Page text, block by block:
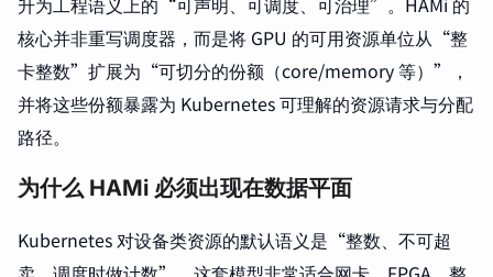
核心并非重写调度器，而是将 GPU 的可用资源单位从“整
卡整数”扩展为“可切分的份额（core/memory 等）”，
并将这些份额暴露为 Kubernetes 可理解的资源请求与分配
路径。
为什么 HAMi 必须出现在数据平面
Kubernetes 对设备类资源的默认语义是“整数、不可超